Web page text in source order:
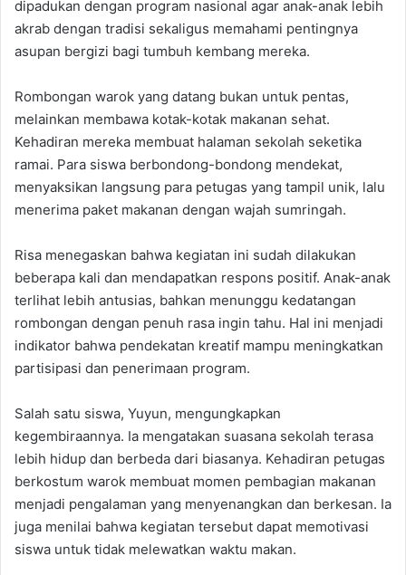
dipadukan dengan program nasional agar anak-anak lebih
akrab dengan tradisi sekaligus memahami pentingnya
asupan bergizi bagi tumbuh kembang mereka.
Rombongan warok yang datang bukan untuk pentas,
melainkan membawa kotak-kotak makanan sehat.
Kehadiran mereka membuat halaman sekolah seketika
ramai. Para siswa berbondong-bondong mendekat,
menyaksikan langsung para petugas yang tampil unik, lalu
menerima paket makanan dengan wajah sumringah.
Risa menegaskan bahwa kegiatan ini sudah dilakukan
beberapa kali dan mendapatkan respons positif. Anak-anak
terlihat lebih antusias, bahkan menunggu kedatangan
rombongan dengan penuh rasa ingin tahu. Hal ini menjadi
indikator bahwa pendekatan kreatif mampu meningkatkan
partisipasi dan penerimaan program.
Salah satu siswa, Yuyun, mengungkapkan
kegembiraannya. Ia mengatakan suasana sekolah terasa
lebih hidup dan berbeda dari biasanya. Kehadiran petugas
berkostum warok membuat momen pembagian makanan
menjadi pengalaman yang menyenangkan dan berkesan. Ia
juga menilai bahwa kegiatan tersebut dapat memotivasi
siswa untuk tidak melewatkan waktu makan.